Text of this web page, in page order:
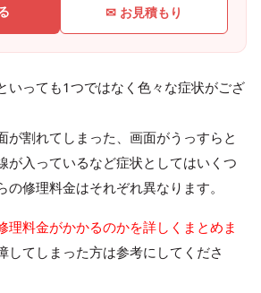
✉ お見積もり
いっても1つではなく色々な症状がござ
が割れてしまった、画面がうっすらと
が入っているなど症状としてはいくつ
修理料金はそれぞれ異なります。
理料金がかかるのかを詳しくまとめま
してしまった方は参考にしてくださ